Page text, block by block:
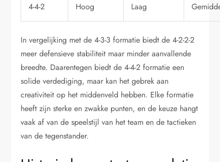
4-4-2 Hoog Laag
In vergelijking met de 4-3-3 formatie biedt de 4-2-2-2
meer defensieve stabiliteit maar minder aanvallende
breedte. Daarentegen biedt de 4-4-2 formatie een
solide verdediging, maar kan het gebrek aan
creativiteit op het middenveld hebben. Elke formatie
heeft zijn sterke en zwakke punten, en de keuze hangt
vaak af van de speelstijl van het team en de tactieken
van de tegenstander.